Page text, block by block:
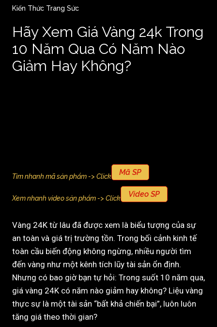
Kiến Thức Trang Sức
Hãy Xem Giá Vàng 24k Trong
10 Năm Qua Có Năm Nào
Giảm Hay Không?
Tìm nhanh mã sản phẩm -> Click Mã SP
Xem nhanh video sản phẩm -> Click Video SP
Vàng 24K từ lâu đã được xem là biểu tượng của sự
an toàn và giá trị trường tồn. Trong bối cảnh kinh tế
toàn cầu biến động không ngừng, nhiều người tìm
đến vàng như một kênh tích lũy tài sản ổn định.
Nhưng có bao giờ bạn tự hỏi: Trong suốt 10 năm qua,
giá vàng 24K có năm nào giảm hay không? Liệu vàng
thực sự là một tài sản “bất khả chiến bại”, luôn luôn
tăng giá theo thời gian?